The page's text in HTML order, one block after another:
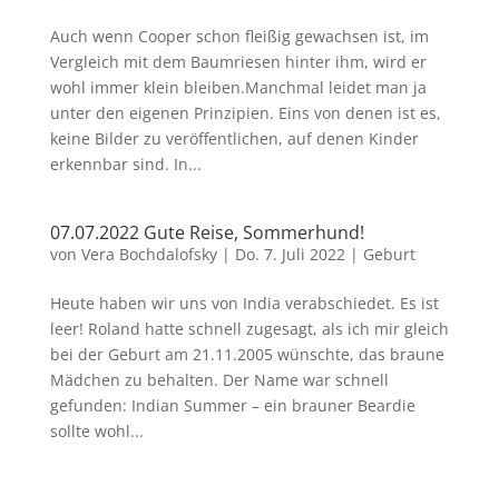
Auch wenn Cooper schon fleißig gewachsen ist, im
Vergleich mit dem Baumriesen hinter ihm, wird er
wohl immer klein bleiben.Manchmal leidet man ja
unter den eigenen Prinzipien. Eins von denen ist es,
keine Bilder zu veröffentlichen, auf denen Kinder
erkennbar sind. In...
07.07.2022 Gute Reise, Sommerhund!
von Vera Bochdalofsky| Do. 7. Juli 2022| Geburt
Heute haben wir uns von India verabschiedet. Es ist
leer! Roland hatte schnell zugesagt, als ich mir gleich
bei der Geburt am 21.11.2005 wünschte, das braune
Mädchen zu behalten. Der Name war schnell
gefunden: Indian Summer – ein brauner Beardie
sollte wohl...